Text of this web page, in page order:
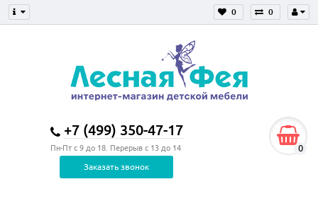
0
0
+7 (499) 350-47-17
Пн-Пт с 9 до 18. Перерыв с 13 до 14
Заказать звонок
0